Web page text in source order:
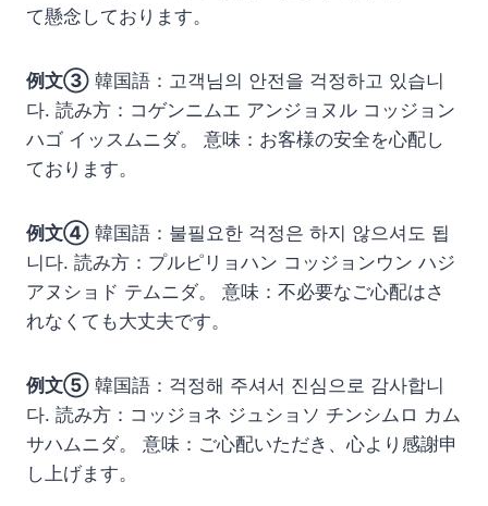
て懸念しております。
例文③ 韓国語：고객님의 안전을 걱정하고 있습니
다. 読み方：コゲンニムエ アンジョヌル コッジョン
ハゴ イッスムニダ。 意味：お客様の安全を心配し
ております。
例文④ 韓国語：불필요한 걱정은 하지 않으셔도 됩
니다. 読み方：プルピリョハン コッジョンウン ハジ
アヌショド テムニダ。 意味：不必要なご心配はさ
れなくても大丈夫です。
例文⑤ 韓国語：걱정해 주셔서 진심으로 감사합니
다. 読み方：コッジョネ ジュショソ チンシムロ カム
サハムニダ。 意味：ご心配いただき、心より感謝申
し上げます。